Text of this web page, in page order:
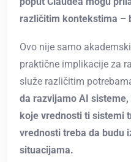
različitim kontekstima –
Ovo nije samo
praktične implikacije za
služe različitim
da razvijamo AI
koje vrednosti ti sistemi
vrednosti treba da budu
situacijama.